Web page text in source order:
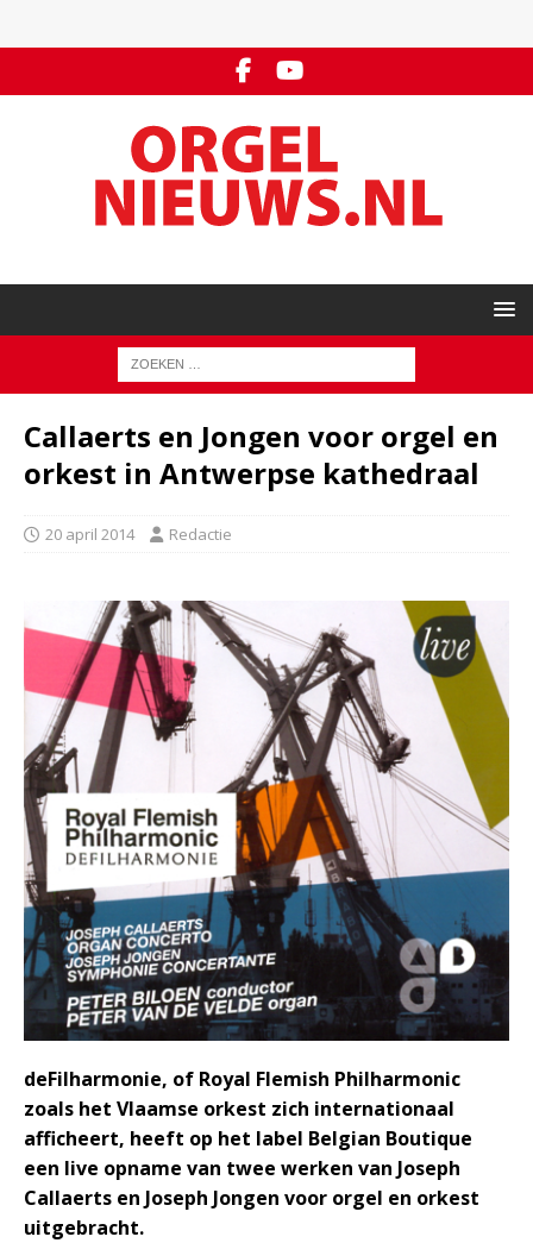
Callaerts en Jongen voor orgel en
orkest in Antwerpse kathedraal
20 april 2014 Redactie
deFilharmonie, of Royal Flemish Philharmonic
zoals het Vlaamse orkest zich internationaal
afficheert, heeft op het label Belgian Boutique
een live opname van twee werken van Joseph
Callaerts en Joseph Jongen voor orgel en orkest
uitgebracht.